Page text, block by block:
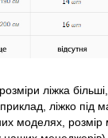
ліжка
ліжко під
моделях, розмір